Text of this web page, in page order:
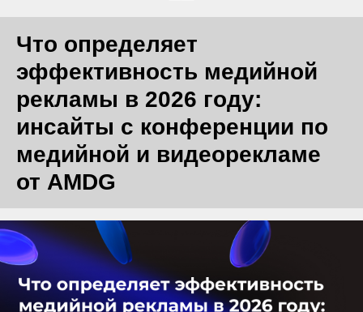
Что определяет
эффективность медийной
рекламы в 2026 году:
инсайты с конференции по
медийной и видеорекламе
от AMDG